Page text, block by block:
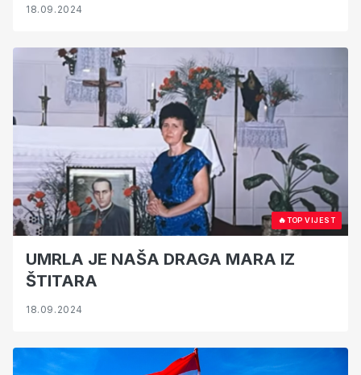
18.09.2024
🔥TOP VIJEST
UMRLA JE NAŠA DRAGA MARA IZ
ŠTITARA
18.09.2024